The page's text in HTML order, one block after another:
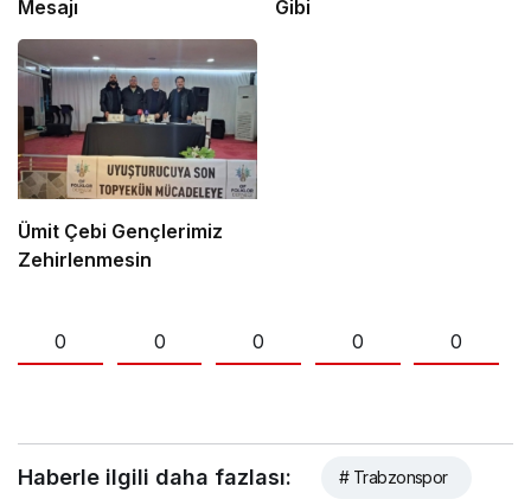
Mesajı
Gibi
Ümit Çebi Gençlerimiz
Zehirlenmesin
0 0 0 0 0
Haberle ilgili daha fazlası: # Trabzonspor